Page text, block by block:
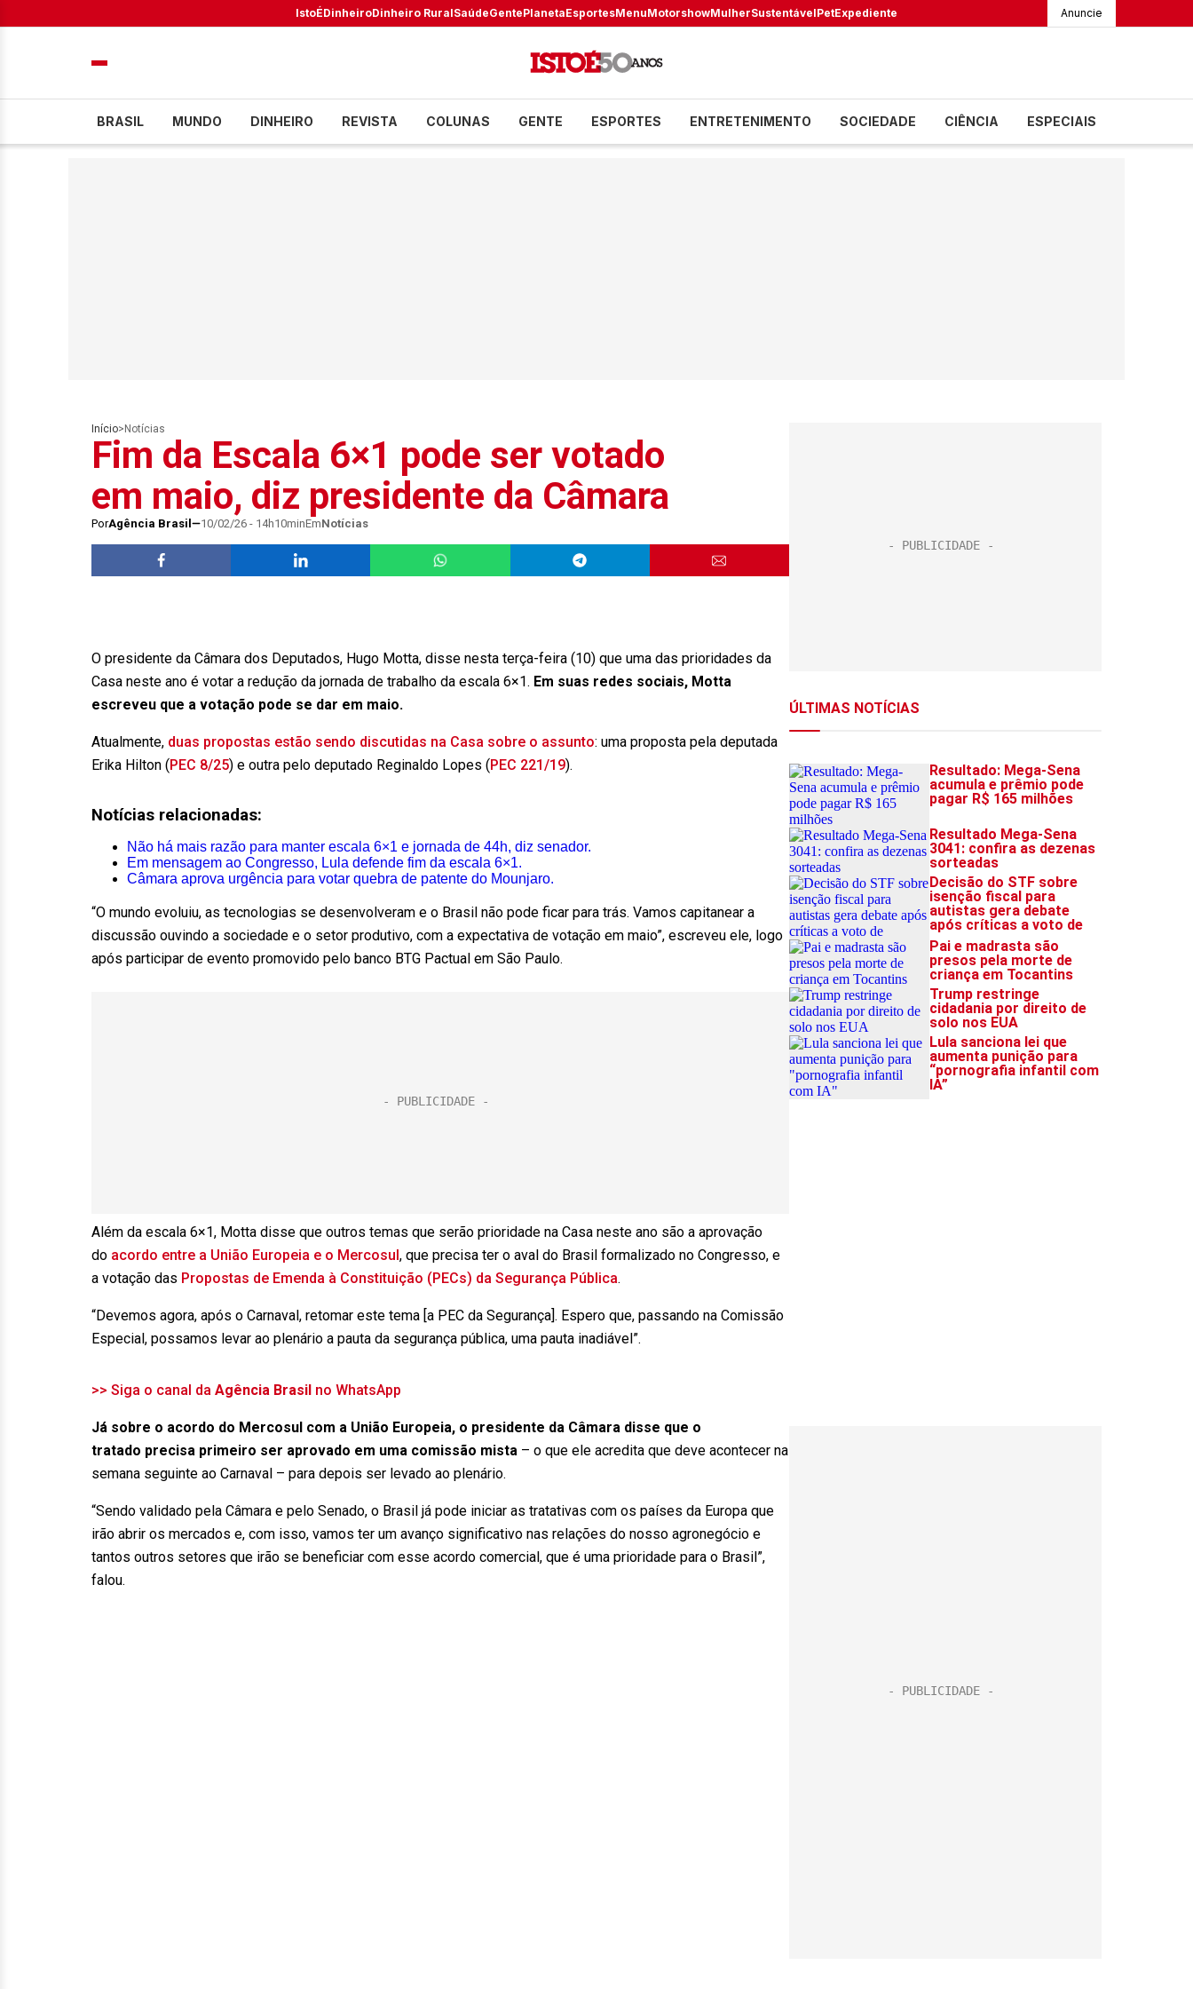
IstoÉDinheiroDinheiro RuralSaúdeGentePlanetaEsportesMenuMotorshowMulherSustentávelPetExpediente Anuncie
BRASIL MUNDO DINHEIRO REVISTA COLUNAS GENTE ESPORTES ENTRETENIMENTO SOCIEDADE CIÊNCIA ESPECIAIS
Início> Notícias
Fim da Escala 6×1 pode ser votado
em maio, diz presidente da Câmara
PorAgência Brasil 10/02/26 - 14h10minEmNotícias
O presidente da Câmara dos Deputados, Hugo Motta, disse nesta terça-feira (10) que uma das prioridades da
Casa neste ano é votar a redução da jornada de trabalho da escala 6×1. Em suas redes sociais, Motta
escreveu que a votação pode se dar em maio.
Atualmente, duas propostas estão sendo discutidas na Casa sobre o assunto: uma proposta pela deputada
Erika Hilton (PEC 8/25) e outra pelo deputado Reginaldo Lopes (PEC 221/19).
Notícias relacionadas:
Não há mais razão para manter escala 6×1 e jornada de 44h, diz senador.
Em mensagem ao Congresso, Lula defende fim da escala 6×1.
Câmara aprova urgência para votar quebra de patente do Mounjaro.
“O mundo evoluiu, as tecnologias se desenvolveram e o Brasil não pode ficar para trás. Vamos capitanear a
discussão ouvindo a sociedade e o setor produtivo, com a expectativa de votação em maio”, escreveu ele, logo
após participar de evento promovido pelo banco BTG Pactual em São Paulo.
Além da escala 6×1, Motta disse que outros temas que serão prioridade na Casa neste ano são a aprovação
do acordo entre a União Europeia e o Mercosul, que precisa ter o aval do Brasil formalizado no Congresso, e
a votação das Propostas de Emenda à Constituição (PECs) da Segurança Pública.
“Devemos agora, após o Carnaval, retomar este tema [a PEC da Segurança]. Espero que, passando na Comissão
Especial, possamos levar ao plenário a pauta da segurança pública, uma pauta inadiável”.
>> Siga o canal da Agência Brasil no WhatsApp
Já sobre o acordo do Mercosul com a União Europeia, o presidente da Câmara disse que o
tratado precisa primeiro ser aprovado em uma comissão mista – o que ele acredita que deve acontecer na
semana seguinte ao Carnaval – para depois ser levado ao plenário.
“Sendo validado pela Câmara e pelo Senado, o Brasil já pode iniciar as tratativas com os países da Europa que
irão abrir os mercados e, com isso, vamos ter um avanço significativo nas relações do nosso agronegócio e
tantos outros setores que irão se beneficiar com esse acordo comercial, que é uma prioridade para o Brasil”,
falou.